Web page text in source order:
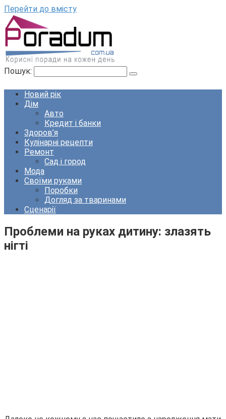
Перейти до вмісту
Пошук:
Новий рік
Дім
Авто
Кредит і банки
Здоров’я
Кулінарні рецепти
Ремонт
Сад і город
Мода
Своїми руками
Поробки
Догляд за тваринами
Сценарії
Проблеми на руках дитину: злазять
нігті